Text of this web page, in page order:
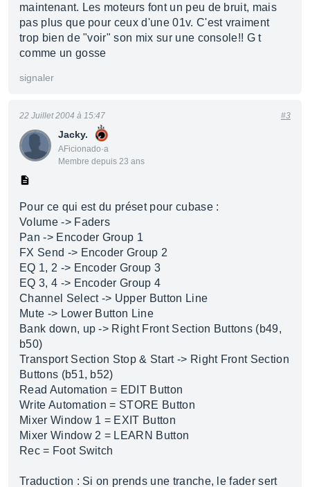
maintenant. Les moteurs font un peu de bruit, mais
pas plus que pour ceux d'une 01v. C'est vraiment
trop bien de "voir" son mix sur une console!! G t
comme un gosse
signaler
Jacky.
AFicionado·a
Membre depuis 23 ans
22 Juillet 2004 à 15:47 #3
Pour ce qui est du préset pour cubase :
Volume -> Faders
Pan -> Encoder Group 1
FX Send -> Encoder Group 2
EQ 1, 2 -> Encoder Group 3
EQ 3, 4 -> Encoder Group 4
Channel Select -> Upper Button Line
Mute -> Lower Button Line
Bank down, up -> Right Front Section Buttons (b49,
b50)
Transport Section Stop & Start -> Right Front Section
Buttons (b51, b52)
Read Automation = EDIT Button
Write Automation = STORE Button
Mixer Window 1 = EXIT Button
Mixer Window 2 = LEARN Button
Rec = Foot Switch
Traduction : Si on prends une tranche, le fader sert